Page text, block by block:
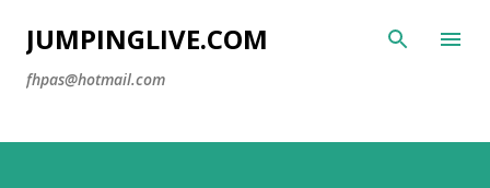
Ir al contenido principal
JUMPINGLIVE.COM
fhpas@hotmail.com